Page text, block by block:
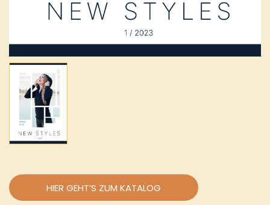
HIER GEHT‘S ZUM KATALOG